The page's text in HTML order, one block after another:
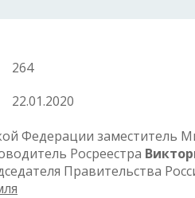
264
22.01.2020
Федерации заместитель
Росреестра
Правительства